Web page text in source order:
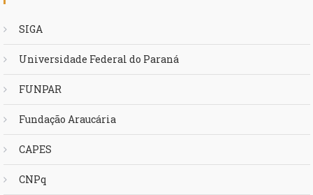
SIGA
Universidade Federal do Paraná
FUNPAR
Fundação Araucária
CAPES
CNPq